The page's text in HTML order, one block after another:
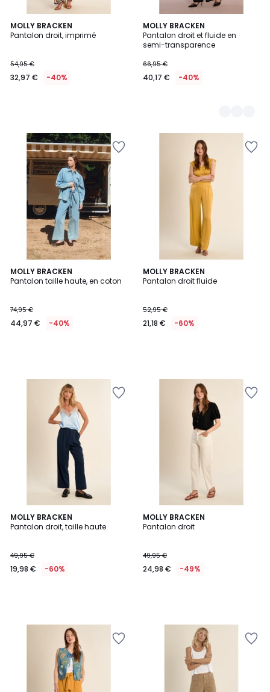
MOLLY BRACKEN
Pantalon droit, imprimé
54,95 €
32,97 € -40%
MOLLY BRACKEN
Pantalon droit et fluide en
semi-transparence
66,95 €
40,17 € -40%
2
Couleurs
MOLLY BRACKEN
Pantalon taille haute, en coton
74,95 €
44,97 € -40%
MOLLY BRACKEN
Pantalon droit fluide
52,95 €
21,18 € -60%
MOLLY BRACKEN
Pantalon droit, taille haute
49,95 €
19,98 € -60%
MOLLY BRACKEN
Pantalon droit
49,95 €
24,98 € -49%